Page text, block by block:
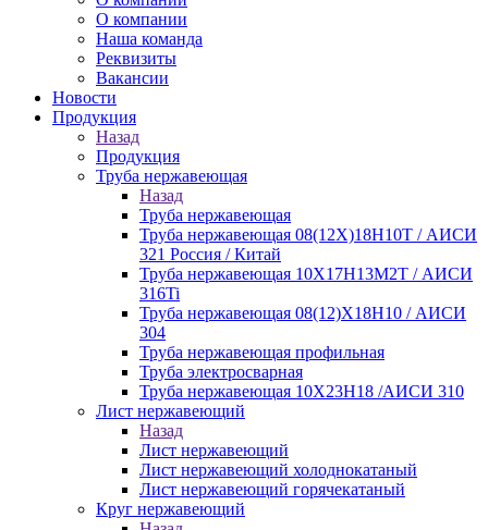
О компании
Наша команда
Реквизиты
Вакансии
Новости
Продукция
Назад
Продукция
Труба нержавеющая
Назад
Труба нержавеющая
Труба нержавеющая 08(12Х)18Н10Т / АИСИ
321 Россия / Китай
Труба нержавеющая 10Х17Н13М2Т / АИСИ
316Ti
Труба нержавеющая 08(12)Х18Н10 / АИСИ
304
Труба нержавеющая профильная
Труба электросварная
Труба нержавеющая 10Х23Н18 /АИСИ 310
Лист нержавеющий
Назад
Лист нержавеющий
Лист нержавеющий холоднокатаный
Лист нержавеющий горячекатаный
Круг нержавеющий